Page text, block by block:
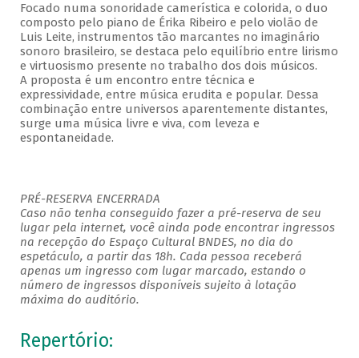
Focado numa sonoridade camerística e colorida, o duo
composto pelo piano de Érika Ribeiro e pelo violão de
Luis Leite, instrumentos tão marcantes no imaginário
sonoro brasileiro, se destaca pelo equilíbrio entre lirismo
e virtuosismo presente no trabalho dos dois músicos.
A proposta é um encontro entre técnica e
expressividade, entre música erudita e popular. Dessa
combinação entre universos aparentemente distantes,
surge uma música livre e viva, com leveza e
espontaneidade.
PRÉ-RESERVA ENCERRADA
Caso não tenha conseguido fazer a pré-reserva de seu
lugar pela internet, você ainda pode encontrar ingressos
na recepção do Espaço Cultural BNDES, no dia do
espetáculo, a partir das 18h. Cada pessoa receberá
apenas um ingresso com lugar marcado, estando o
número de ingressos disponíveis sujeito à lotação
máxima do auditório.
Repertório: